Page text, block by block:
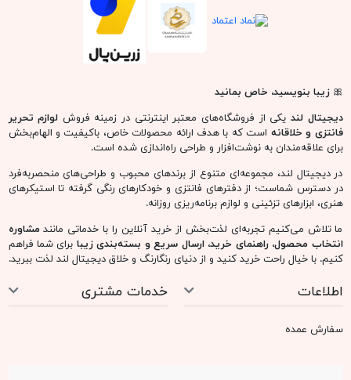
🎀زیبا بنویسید، خاص بمانید
دیجیتال لند یکی از فروشگاه‌های معتبر اینترنتی در زمینه فروش لوازم تحریر
فانتزی و خلاقانه است که با هدف ارائه محصولات خاص، باکیفیت و الهام‌بخش
برای علاقه‌مندان به نوشت‌افزار و طراحی راه‌اندازی شده است.
در دیجیتال لند، مجموعه‌ای متنوع از برندهای محبوب و طراحی‌های منحصربه‌فرد
در دسترس شماست؛ از دفترهای فانتزی و خودکارهای رنگی گرفته تا استیکرهای
هنری، ابزارهای تزئینی و لوازم برنامه‌ریزی روزانه.
ما تلاش می‌کنیم تجربه‌ای لذت‌بخش از خرید آنلاین را با خدماتی مانندمشاوره
انتخاب محصول، راهنمای خرید، ارسال سریع و بسته‌بندی زیبا برای شما فراهم
کنیم. با خیال راحت خرید کنید و از دنیای رنگارنگ و خلاق دیجیتال لند لذت ببرید.
اطلاعات خدمات مشتری
سفارش عمده